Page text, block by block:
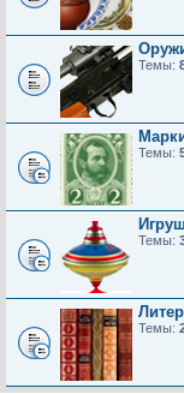
Темы:
Темы:
Темы:
Темы: